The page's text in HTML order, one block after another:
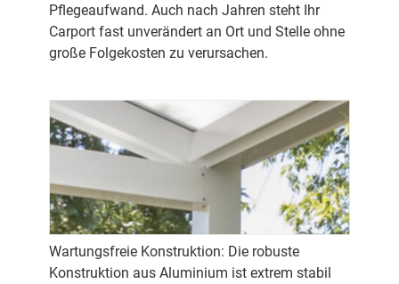
Pflegeaufwand. Auch nach Jahren steht Ihr
Carport fast unverändert an Ort und Stelle ohne
große Folgekosten zu verursachen.
Wartungsfreie Konstruktion: Die robuste
Konstruktion aus Aluminium ist extrem stabil